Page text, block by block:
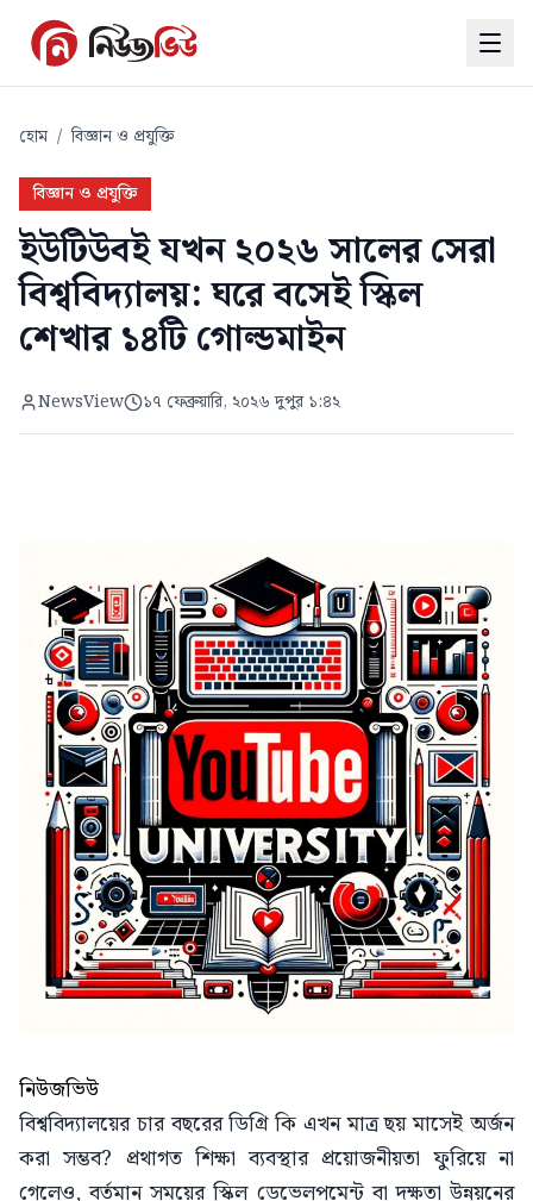
হোম / বিজ্ঞান ও প্রযুক্তি
বিজ্ঞান ও প্রযুক্তি
ইউটিউবই যখন ২০২৬ সালের সেরা
বিশ্ববিদ্যালয়: ঘরে বসেই স্কিল
শেখার ১৪টি গোল্ডমাইন
NewsView ১৭ ফেব্রুয়ারি, ২০২৬ দুপুর ১:৪২
নিউজভিউ
বিশ্ববিদ্যালয়ের চার বছরের ডিগ্রি কি এখন মাত্র ছয় মাসেই অর্জন
করা সম্ভব? প্রথাগত শিক্ষা ব্যবস্থার প্রয়োজনীয়তা ফুরিয়ে না
গেলেও, বর্তমান সময়ের স্কিল ডেভেলপমেন্ট বা দক্ষতা উন্নয়নের